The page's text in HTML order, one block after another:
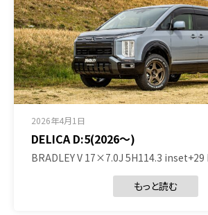
2026年4月1日
DELICA D:5(2026～)
BRADLEY V 17×7.0J 5H114.3
もっと読む